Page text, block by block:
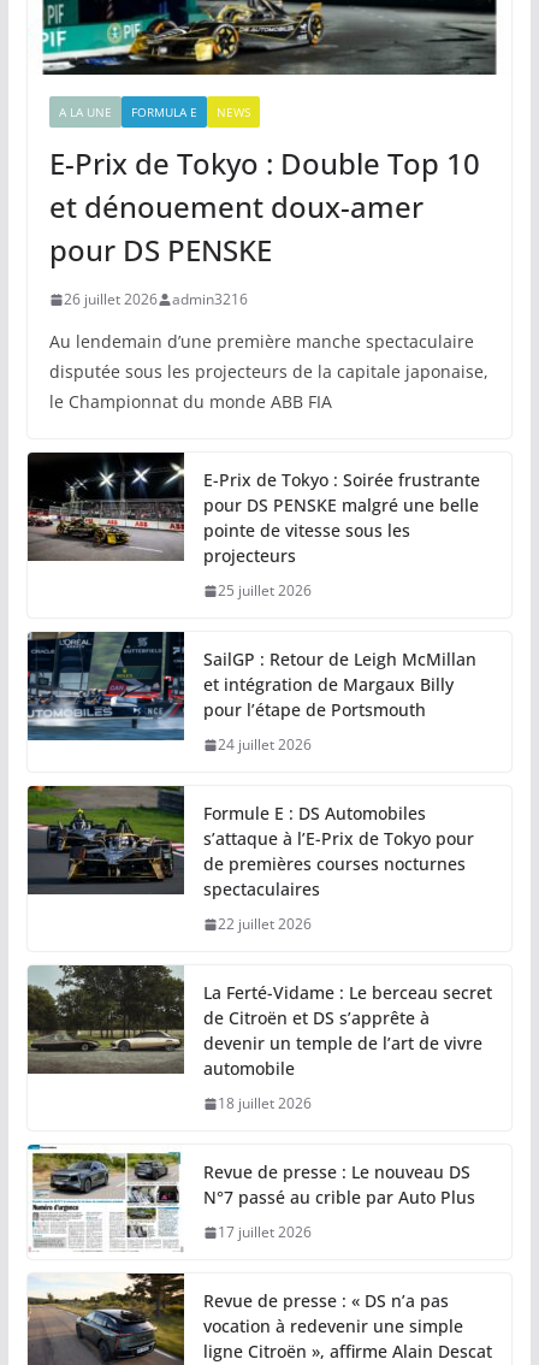
A LA UNE FORMULA E NEWS
E-Prix de Tokyo : Double Top 10
et dénouement doux-amer
pour DS PENSKE
26 juillet 2026 admin3216
Au lendemain d’une première manche spectaculaire
disputée sous les projecteurs de la capitale japonaise,
le Championnat du monde ABB FIA
E-Prix de Tokyo : Soirée frustrante
pour DS PENSKE malgré une belle
pointe de vitesse sous les
projecteurs
25 juillet 2026
SailGP : Retour de Leigh McMillan
et intégration de Margaux Billy
pour l’étape de Portsmouth
24 juillet 2026
Formule E : DS Automobiles
s’attaque à l’E-Prix de Tokyo pour
de premières courses nocturnes
spectaculaires
22 juillet 2026
La Ferté-Vidame : Le berceau secret
de Citroën et DS s’apprête à
devenir un temple de l’art de vivre
automobile
18 juillet 2026
Revue de presse : Le nouveau DS
N°7 passé au crible par Auto Plus
17 juillet 2026
Revue de presse : « DS n’a pas
vocation à redevenir une simple
ligne Citroën », affirme Alain Descat